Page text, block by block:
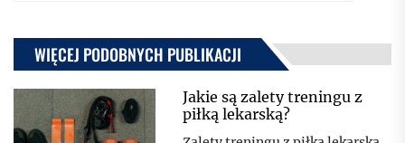
WIĘCEJ PODOBNYCH PUBLIKACJI
Jakie są zalety treningu z
piłką lekarską?